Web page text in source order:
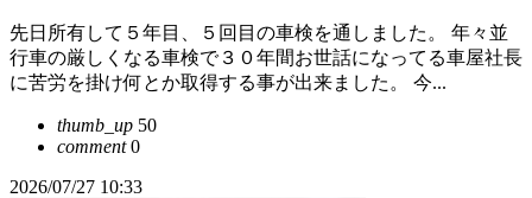
先日所有して５年目、５回目の車検を通しました。 年々並
行車の厳しくなる車検で３０年間お世話になってる車屋社長
に苦労を掛け何とか取得する事が出来ました。 今...
thumb_up 50
comment0
2026/07/27 10:33